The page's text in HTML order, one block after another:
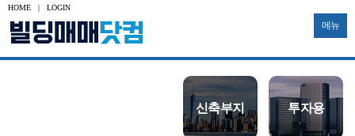
HOME | LOGIN
메뉴
신축부지 투자용